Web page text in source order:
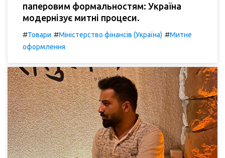
паперовим формальностям: Україна
модернізує митні процеси.
#Товари #Міністерство фінансів (Україна) #Митне
оформлення